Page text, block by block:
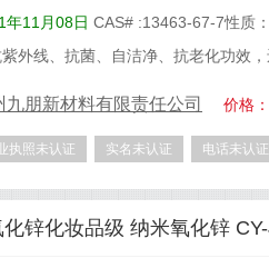
年11月08日 CAS# :13463-67-7性质
外线、抗菌、自洁净、抗老化功效
九朋新材料有限责任公司 价格
执照未认证 实名未认证 电话未认证
锌化妆品级 纳米氧化锌